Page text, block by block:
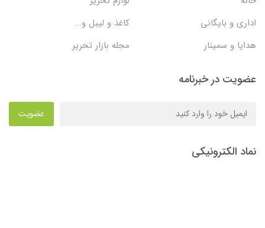
اداری و بایگانی
کاغذ و لیبل و...
هدایا و سمینار
مجله بازار تحریر
عضویت در خبرنامه
عضویت
نماد الکترونیکی